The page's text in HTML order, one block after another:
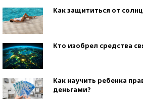
Как защититься от
Кто изобрел средства
Как научить ребенка
деньгами?